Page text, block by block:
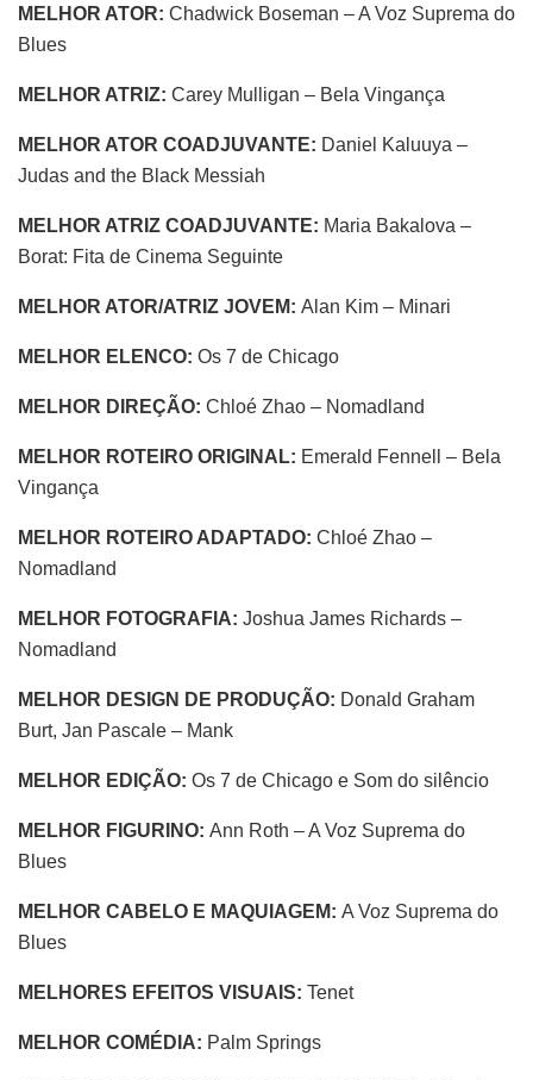
MELHOR ATOR: Chadwick Boseman – A Voz Suprema do
Blues
MELHOR ATRIZ: Carey Mulligan – Bela Vingança
MELHOR ATOR COADJUVANTE: Daniel Kaluuya –
Judas and the Black Messiah
MELHOR ATRIZ COADJUVANTE: Maria Bakalova –
Borat: Fita de Cinema Seguinte
MELHOR ATOR/ATRIZ JOVEM: Alan Kim – Minari
MELHOR ELENCO: Os 7 de Chicago
MELHOR DIREÇÃO: Chloé Zhao – Nomadland
MELHOR ROTEIRO ORIGINAL: Emerald Fennell – Bela
Vingança
MELHOR ROTEIRO ADAPTADO: Chloé Zhao –
Nomadland
MELHOR FOTOGRAFIA: Joshua James Richards –
Nomadland
MELHOR DESIGN DE PRODUÇÃO: Donald Graham
Burt, Jan Pascale – Mank
MELHOR EDIÇÃO: Os 7 de Chicago e Som do silêncio
MELHOR FIGURINO: Ann Roth – A Voz Suprema do
Blues
MELHOR CABELO E MAQUIAGEM: A Voz Suprema do
Blues
MELHORES EFEITOS VISUAIS: Tenet
MELHOR COMÉDIA: Palm Springs